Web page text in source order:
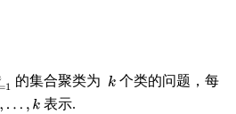
的集合聚类为
个类的问题，每
表示.